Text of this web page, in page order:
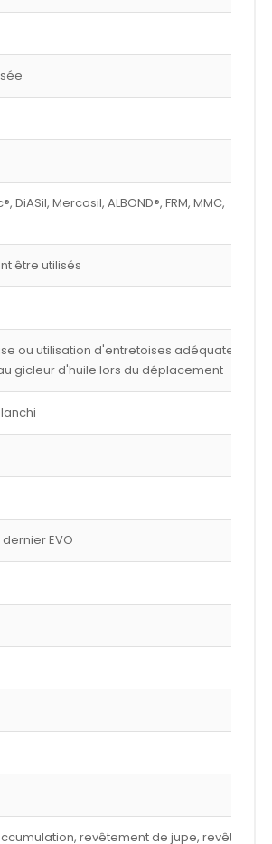
Mercosil, ALBOND®, FRM, MMC,
être utilisés
ou utilisation d'entretoises adéquates,
gicleur d'huile lors du déplacement
EVO
revêtement de jupe, revêtement